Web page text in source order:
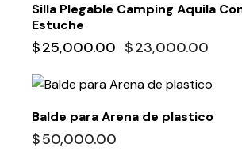
Silla Plegable Camping Aquila
Estuche
$25,000.00 $23,000.00
Balde para Arena de plastico
$50,000.00